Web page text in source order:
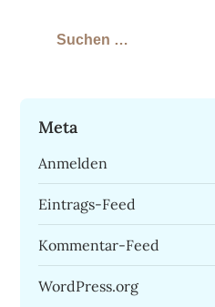
Suchen
Meta
Anmelden
Eintrags-Feed
Kommentar-Feed
WordPress.org